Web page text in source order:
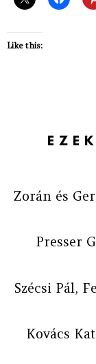
Like this:
Zorán és
Presser
Szécsi Pál,
Kovács